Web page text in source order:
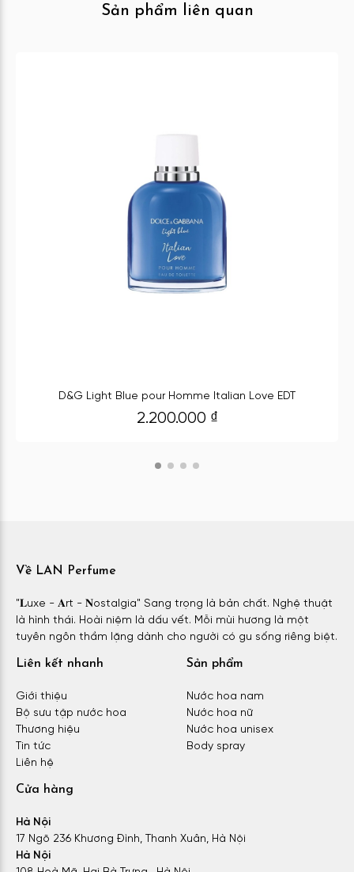
Sản phẩm liên quan
D&G Light Blue pour Homme Italian Love EDT
2.200.000 ₫
Về LAN Perfume
"𝐋uxe - 𝐀rt - 𝐍ostalgia" Sang trọng là bản chất. Nghệ thuật
là hình thái. Hoài niệm là dấu vết. Mỗi mùi hương là một
tuyên ngôn thầm lặng dành cho người có gu sống riêng biệt.
Liên kết nhanh
Giới thiệu
Bộ sưu tập nước hoa
Thương hiệu
Tin tức
Liên hệ
Sản phẩm
Nước hoa nam
Nước hoa nữ
Nước hoa unisex
Body spray
Cửa hàng
Hà Nội
17 Ngõ 236 Khương Đình, Thanh Xuân, Hà Nội
Hà Nội